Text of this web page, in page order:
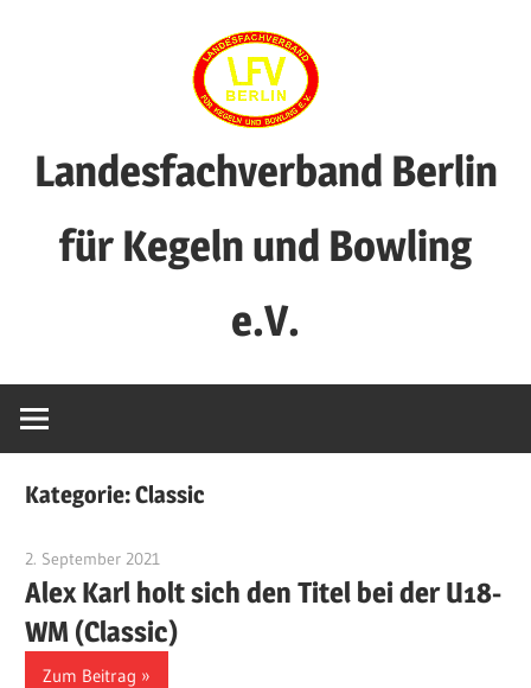
Landesfachverband Berlin
für Kegeln und Bowling
e.V.
Kategorie:Classic
2. September 2021
Alex Karl holt sich den Titel bei der U18-
WM (Classic)
Zum Beitrag